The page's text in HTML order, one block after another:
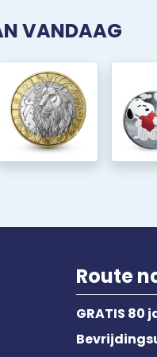
VANDAAG
Route
GRATIS 80